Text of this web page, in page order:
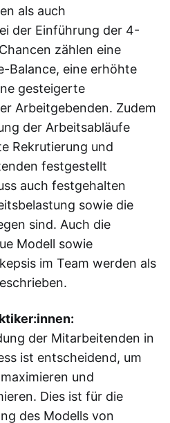
als auch
der Einführung der 4-
zählen eine
Balance, eine erhöhte
gesteigerte
Arbeitgebenden. Zudem
der Arbeitsabläufe
Rekrutierung und
festgestellt
auch festgehalten
sowie die
sind. Auch die
Modell sowie
im Team werden als
der Mitarbeitenden in
ist entscheidend, um
und
Dies ist für die
des Modells von